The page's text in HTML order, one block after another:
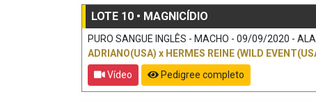
LOTE 10 • MAGNICÍDIO
PURO SANGUE INGLÊS - MACHO - 09/09/2020 -
ADRIANO(USA) x HERMES REINE (WILD
Vídeo
Pedigree completo